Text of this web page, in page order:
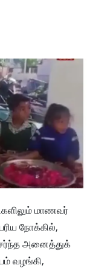
மாணவர்
நோக்கில்,
அனைத்துக்
வழங்கி,